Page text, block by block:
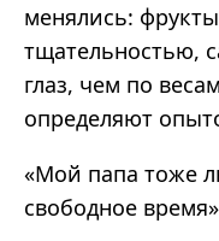
менялись:
тщательностью,
глаз, чем по
определяют
«Мой папа тоже
свободное